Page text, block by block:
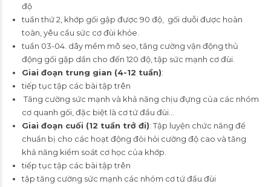
độ
tuần thứ 2, khớp gối gập được 90 độ, gối duỗi được hoàn
toàn, yêu cầu sức cơ đùi khỏe.
tuần 03-04. dây mềm mô sẹo, tăng cường vận động thủ
động gối gập dần cho đến 120 độ, tập sức mạnh cơ đùi.
Giai đoạn trung gian (4-12 tuần):
tiếp tục tập các bài tập trên
Tăng cường sức mạnh và khả năng chịu đựng của các nhóm
cơ quanh gối, đặc biệt là cơ tứ đầu đùi…
Giai đoạn cuối (12 tuần trở đi): Tập luyện chức năng để
chuẩn bị cho các hoạt động đòi hỏi cường độ cao và tăng
khả năng kiểm soát cơ học của khớp.
tiếp tục tập các bài tập trên
tập tăng cường sức mạnh các nhóm cơ tứ đầu đùi